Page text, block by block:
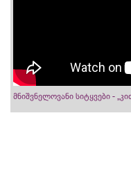
მნიშვნელოვანი სიტყვები -